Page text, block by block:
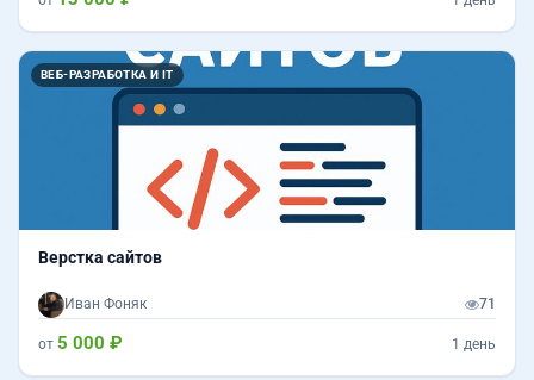
ВЕБ-РАЗРАБОТКА И IT
Верстка сайтов
Иван Фоняк 71
от 5 000 ₽ 1 день